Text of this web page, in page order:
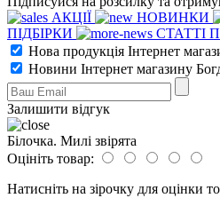
АКЦІЇ
НОВИНКИ
ПІДБІРКИ
СТАТТІ
Нова продукція Інтернет
Новини Інтернет магазину
Залишити відгук
Білочка. Милі звірята
Оцініть товар:
Натисніть на зірочку для оцінки